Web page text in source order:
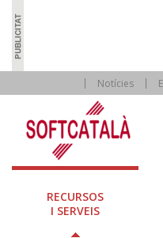
Notícies
RECURSOS
I SERVEIS